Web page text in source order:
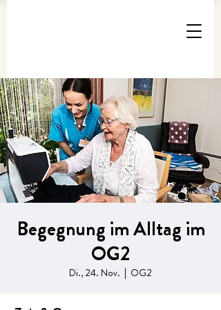
Begegnung im Alltag im
OG2
Di., 24. Nov.
  |
OG2